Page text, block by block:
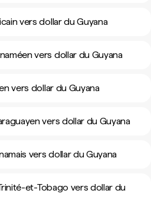
vers dollar du Guyana
vers dollar du Guyana
vers dollar du Guyana
vers dollar du Guyana
vers dollar du Guyana
et-Tobago vers dollar du